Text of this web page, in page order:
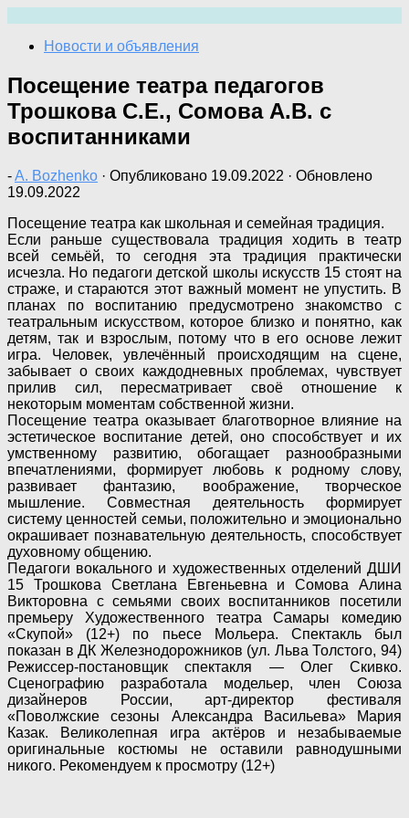
содержимому
Новости и объявления
Посещение театра педагогов
Трошкова С.Е., Сомова А.В. с
воспитанниками
-A. Bozhenko · Опубликовано 19.09.2022 · Обновлено
19.09.2022
Посещение театра как школьная и семейная традиция.
Если раньше существовала традиция ходить в театр
всей семьёй, то сегодня эта традиция практически
исчезла. Но педагоги детской школы искусств 15 стоят на
страже, и стараются этот важный момент не упустить. В
планах по воспитанию предусмотрено знакомство с
театральным искусством, которое близко и понятно, как
детям, так и взрослым, потому что в его основе лежит
игра. Человек, увлечённый происходящим на сцене,
забывает о своих каждодневных проблемах, чувствует
прилив сил, пересматривает своё отношение к
некоторым моментам собственной жизни.
Посещение театра оказывает благотворное влияние на
эстетическое воспитание детей, оно способствует и их
умственному развитию, обогащает разнообразными
впечатлениями, формирует любовь к родному слову,
развивает фантазию, воображение, творческое
мышление. Совместная деятельность формирует
систему ценностей семьи, положительно и эмоционально
окрашивает познавательную деятельность, способствует
духовному общению.
Педагоги вокального и художественных отделений ДШИ
15 Трошкова Светлана Евгеньевна и Сомова Алина
Викторовна с семьями своих воспитанников посетили
премьеру Художественного театра Самары комедию
«Скупой» (12+) по пьесе Мольера. Спектакль был
показан в ДК Железнодорожников (ул. Льва Толстого, 94)
Режиссер-постановщик спектакля — Олег Скивко.
Сценографию разработала модельер, член Союза
дизайнеров России, арт-директор фестиваля
«Поволжские сезоны Александра Васильева» Мария
Казак. Великолепная игра актёров и незабываемые
оригинальные костюмы не оставили равнодушными
никого. Рекомендуем к просмотру (12+)